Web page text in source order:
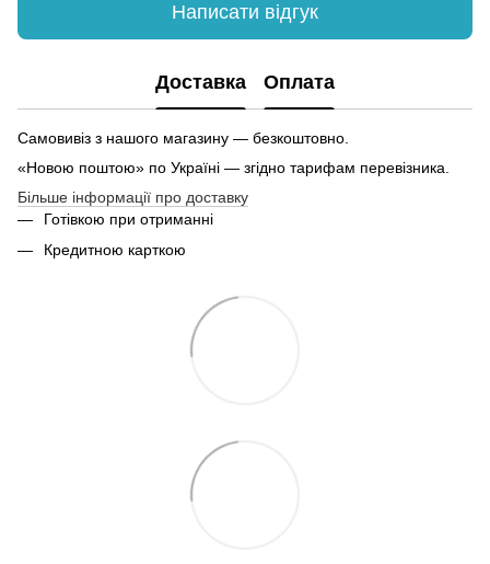
Написати відгук
Доставка Оплата
Самовивіз з нашого магазину — безкоштовно.
«Новою поштою» по Україні — згідно тарифам перевізника.
Більше інформації про доставку
Готівкою при отриманні
Кредитною карткою